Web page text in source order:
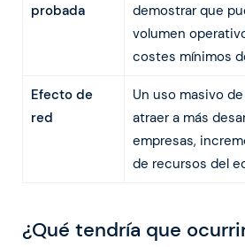
probada
demostrar que
volumen
costes mínimos
Efecto de
red
Un uso masivo
atraer a más
empresas,
de recursos del
¿Qué tendría que